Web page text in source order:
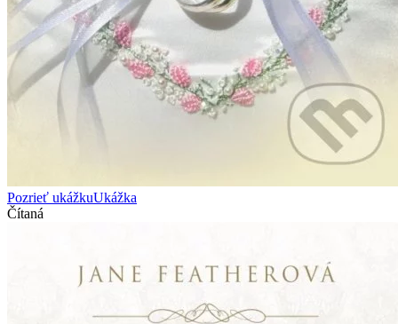
Pozrieť ukážkuUkážka
Čítaná